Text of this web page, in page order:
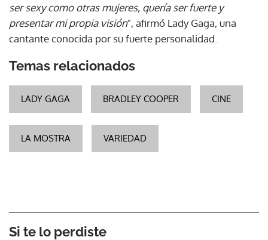
ser sexy como otras mujeres, quería ser fuerte y
presentar mi propia visión", afirmó Lady Gaga, una
cantante conocida por su fuerte personalidad.
Temas relacionados
LADY GAGA BRADLEY COOPER CINE
LA MOSTRA VARIEDAD
Si te lo perdiste